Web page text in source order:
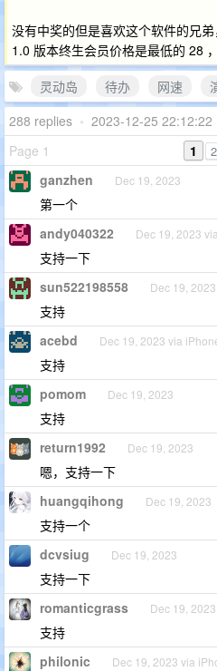
没有中奖的但是喜欢这个软件的兄
1.0 版本终生会员价格是最低的 28
灵动岛
待办 网速
288 replies • 2023-12-25 22:12:22
Page 1
1 2
ganzhen Dec 19, 2023
第一个
andy040322 Dec 19, 2023
支持一下
sun522198558 Dec 19,
支持
acebd Dec 19, 2023 via
支持
pomom Dec 19, 2023
支持
return1992 Dec 19, 2023
嗯，支持一下
huangqihong Dec 19, 2023
支持一个
dcvsiug Dec 19, 2023
支持一下
romanticgrass Dec 19,
支持
philonic Dec 19, 2023 via